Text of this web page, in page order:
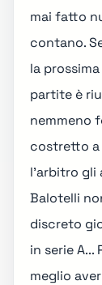
mai fatto
contano.
la
partite è
nemmeno
costretto
l'arbitro gli
Balotelli
discreto
in serie
meglio